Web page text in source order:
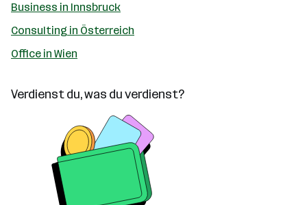
Business in Innsbruck
Consulting in Österreich
Office in Wien
Verdienst du, was du verdienst?